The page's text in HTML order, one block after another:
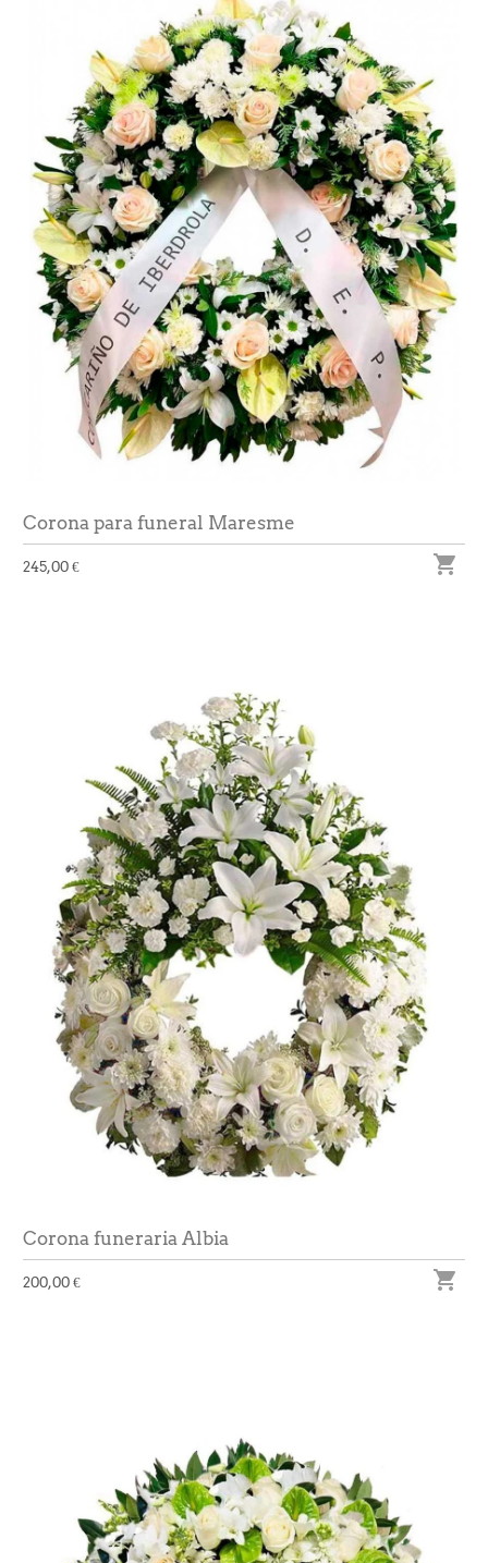
Corona para funeral Maresme
245,00 € 
Corona funeraria Albia
200,00 € 